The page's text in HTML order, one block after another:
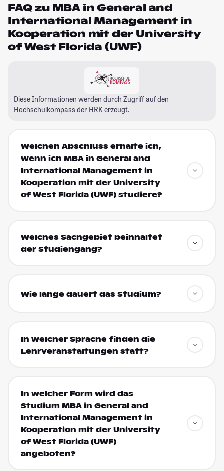
FAQ zu MBA in General and
International Management in
Kooperation mit der University
of West Florida (UWF)
Diese Informationen werden durch Zugriff auf den
Hochschulkompass der HRK erzeugt.
Welchen Abschluss erhalte ich,
wenn ich MBA in General and
International Management in
Kooperation mit der University
of West Florida (UWF) studiere?
Welches Sachgebiet beinhaltet
der Studiengang?
Wie lange dauert das Studium?
In welcher Sprache finden die
Lehrveranstaltungen statt?
In welcher Form wird das
Studium MBA in General and
International Management in
Kooperation mit der University
of West Florida (UWF)
angeboten?